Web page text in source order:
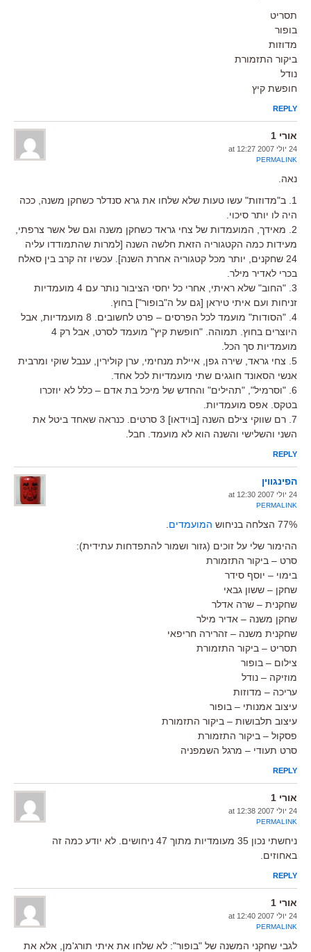
תסריט
בופור
מדוזות
ביקור התזמורת
נודל
חופשת קיץ
REPLY
אורי 1
24 יולי 2007 at 12:27
PERMALINK
נאה.
1. ב"מדוזות" עשו טעות שלא שלחו את גרא סנדלר כשחקן משנה, ככה
היה לו יותר סיכוי.
2. מאידך, המועמדות של צחי גראד כשחקן משנה וגם של אשר צרפתי,
מעידות כמה הקטגוריה הזאת חלשה השנה [למרות שהתמודדו עליה
24 שחקנים, יותר מכל קטגוריה אחרת השנה]. עכשיו זה קרב בין סאלח
בכרי לאדיר מילר.
3. "החוב" שלא ראיתי, אחרי כל יחסי הציבור נותר עם 4 מועמדיות
זניחות ועם איתי טיראן [גם על ה"בופור"] בחוץ.
4. "הסודות" מועמד לכל הפרסים – פרט לחשובים. 8 מועמדיות, אבל
היוצרים בחוץ. תמוהה. "חופשת קיץ" מועמד לסרט, אבל רק 4
מועמדיות סך הכל.
5. צחי גראד, שירה גפן, איילת מנחימי, ערן קולירין, ענבל שוקי ומרבית
אנשי הסאונד חוגגים שתי מועמדיות לכל אחד.
6. "וסרמיל", "תהילים" והחדש של מיכל בת אדם – כלל לא יוזכרו
בטקס. אפס מועמדיות.
7. רם שווקי צילם השנה [בוידאו] 3 סרטים. כנראה שאחד ביטל את
השני והשלישי והשנה הוא לא מועמד. חבל.
REPLY
הפינגווין
24 יולי 2007 at 12:30
PERMALINK
77% הצלחה בניחוש המועמדים
ההימור שלי על זוכים (גזור ושמור להתפדחות עתידית):
סרט – ביקור התזמורת
בימוי – יוסף סידר
שחקן – ששון גבאי
שחקנית – שרה אדלר
שחקן משנה – אדיר מילר
שחקנית משנה – זהרירה חריפאי
תסריט – ביקור התזמורת
צילום – בופור
מוזיקה – נודל
עריכה – מדוזות
עיצוב אמנותי – בופור
עיצוב תלבושות – ביקור התזמורת
פסקול – ביקור התזמורת
סרט תעודי – מרגל השמפניה
REPLY
אורי 1
24 יולי 2007 at 12:38
PERMALINK
ניחשתי נכון 35 מעומדיות מתוך 47 ניחושים. לא יודע כמה זה
באחוזים.
REPLY
אורי 1
24 יולי 2007 at 12:40
PERMALINK
לגבי שחקני המשנה של "בופור": לא שלחו את איתי תורג'מן, אלא את